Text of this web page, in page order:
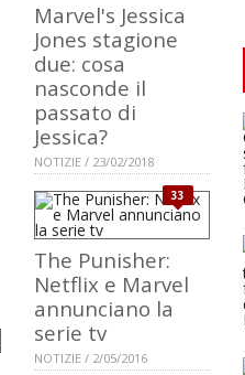
Marvel's Jessica
Jones stagione
due: cosa
nasconde il
passato di
Jessica?
NOTIZIE / 23/02/2018
33
The Punisher:
Netflix e Marvel
annunciano la
serie tv
NOTIZIE / 2/05/2016